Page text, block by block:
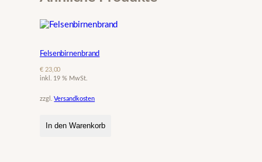
Felsenbirnenbrand
€23,00
inkl. 19 % MwSt.
zzgl.Versandkosten
In den Warenkorb